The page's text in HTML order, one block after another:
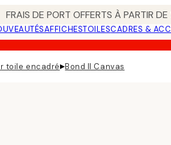
FRAIS DE PORT OFFERTS À PARTIR
AFFICHESTOILESCADRES &
toile encadré▸Bond II Canvas